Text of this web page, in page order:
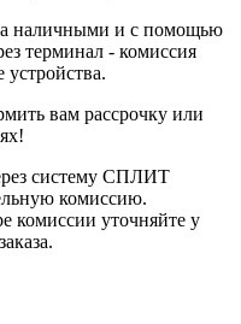
наличными и с помощью
терминал - комиссия
устройства.
вам рассрочку или
систему СПЛИТ
комиссию.
комиссии уточняйте у